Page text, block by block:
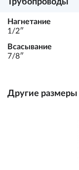
Трубопроводы
Нагнетание
1/2ʺ
Всасывание
7/8ʺ
Другие размеры